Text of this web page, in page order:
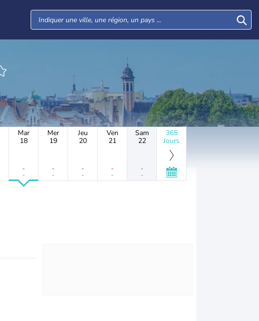
Mar
18
-
-
Mer
19
-
-
Jeu
20
-
-
Ven
21
-
-
Sam
22
-
-
365
Jours